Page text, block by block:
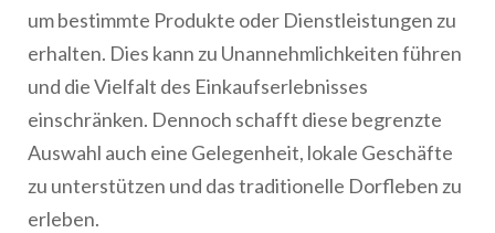
um bestimmte Produkte oder Dienstleistungen zu
erhalten. Dies kann zu Unannehmlichkeiten führen
und die Vielfalt des Einkaufserlebnisses
einschränken. Dennoch schafft diese begrenzte
Auswahl auch eine Gelegenheit, lokale Geschäfte
zu unterstützen und das traditionelle Dorfleben zu
erleben.